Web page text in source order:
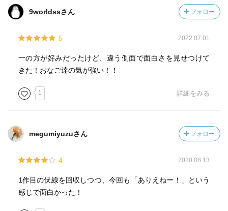
9worldssさん フォロー
5 2022.07.01
一の方が好みだったけど、違う側面で面白さを見せつけて
きた！おなご達の気が強い！！
1 詳細をみる
megumiyuzuさん フォロー
4 2020.08.13
1作目の伏線を回収しつつ、今回も「ありえねー！」という
感じで面白かった！